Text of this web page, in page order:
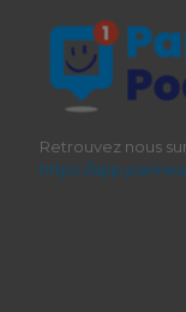
Retrouvez nous
https://